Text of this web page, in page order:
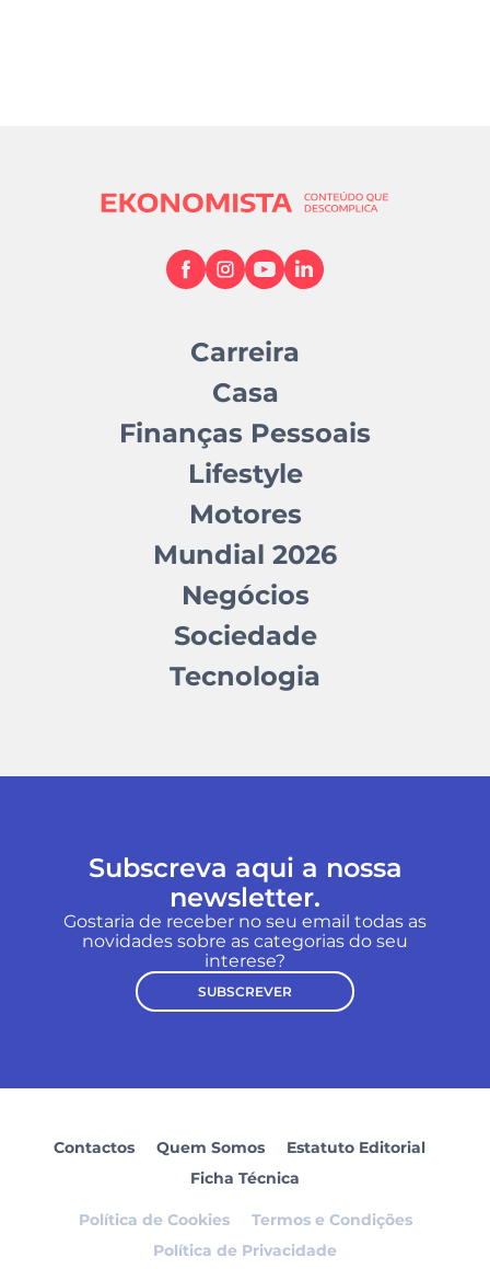
Carreira
Casa
Finanças Pessoais
Lifestyle
Motores
Mundial 2026
Negócios
Sociedade
Tecnologia
Subscreva aqui a nossa
newsletter.
Gostaria de receber no seu email todas as
novidades sobre as categorias do seu
interese?
SUBSCREVER
Contactos Quem Somos
Estatuto Editorial
Ficha Técnica
Política de Cookies
Termos e Condições
Política de Privacidade